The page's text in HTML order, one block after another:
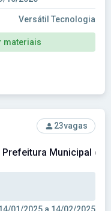
Versátil Tecnologia
materiais
- RS - Prefeitura
23vagas
Municipal de